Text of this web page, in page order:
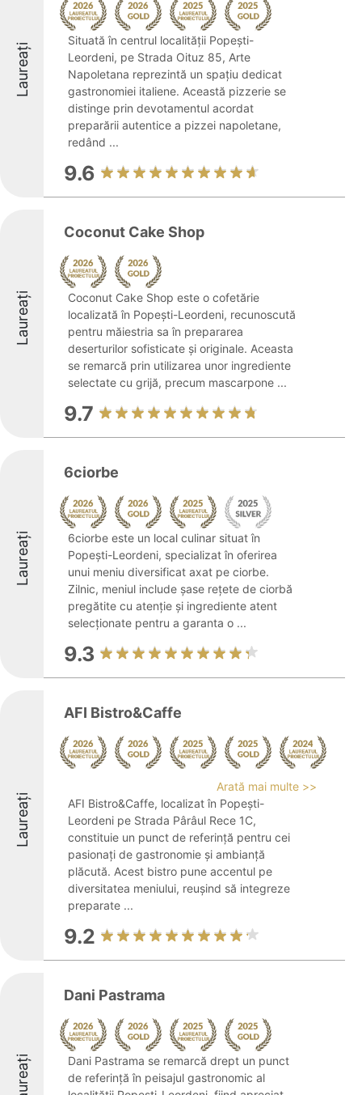
Laureați
Situată în centrul localității Popești-
Leordeni, pe Strada Oituz 85, Arte
Napoletana reprezintă un spațiu dedicat
gastronomiei italiene. Această pizzerie se
distinge prin devotamentul acordat
preparării autentice a pizzei napoletane,
redând ...
9.6
Laureați
Coconut Cake Shop
Coconut Cake Shop este o cofetărie
localizată în Popești-Leordeni, recunoscută
pentru măiestria sa în prepararea
deserturilor sofisticate și originale. Aceasta
se remarcă prin utilizarea unor ingrediente
selectate cu grijă, precum mascarpone ...
9.7
Laureați
6ciorbe
6ciorbe este un local culinar situat în
Popești-Leordeni, specializat în oferirea
unui meniu diversificat axat pe ciorbe.
Zilnic, meniul include șase rețete de ciorbă
pregătite cu atenție și ingrediente atent
selecționate pentru a garanta o ...
9.3
Laureați
AFI Bistro&Caffe
Arată mai multe >>
AFI Bistro&Caffe, localizat în Popești-
Leordeni pe Strada Pârâul Rece 1C,
constituie un punct de referință pentru cei
pasionați de gastronomie și ambianță
plăcută. Acest bistro pune accentul pe
diversitatea meniului, reușind să integreze
preparate ...
9.2
Laureați
Dani Pastrama
Dani Pastrama se remarcă drept un punct
de referință în peisajul gastronomic al